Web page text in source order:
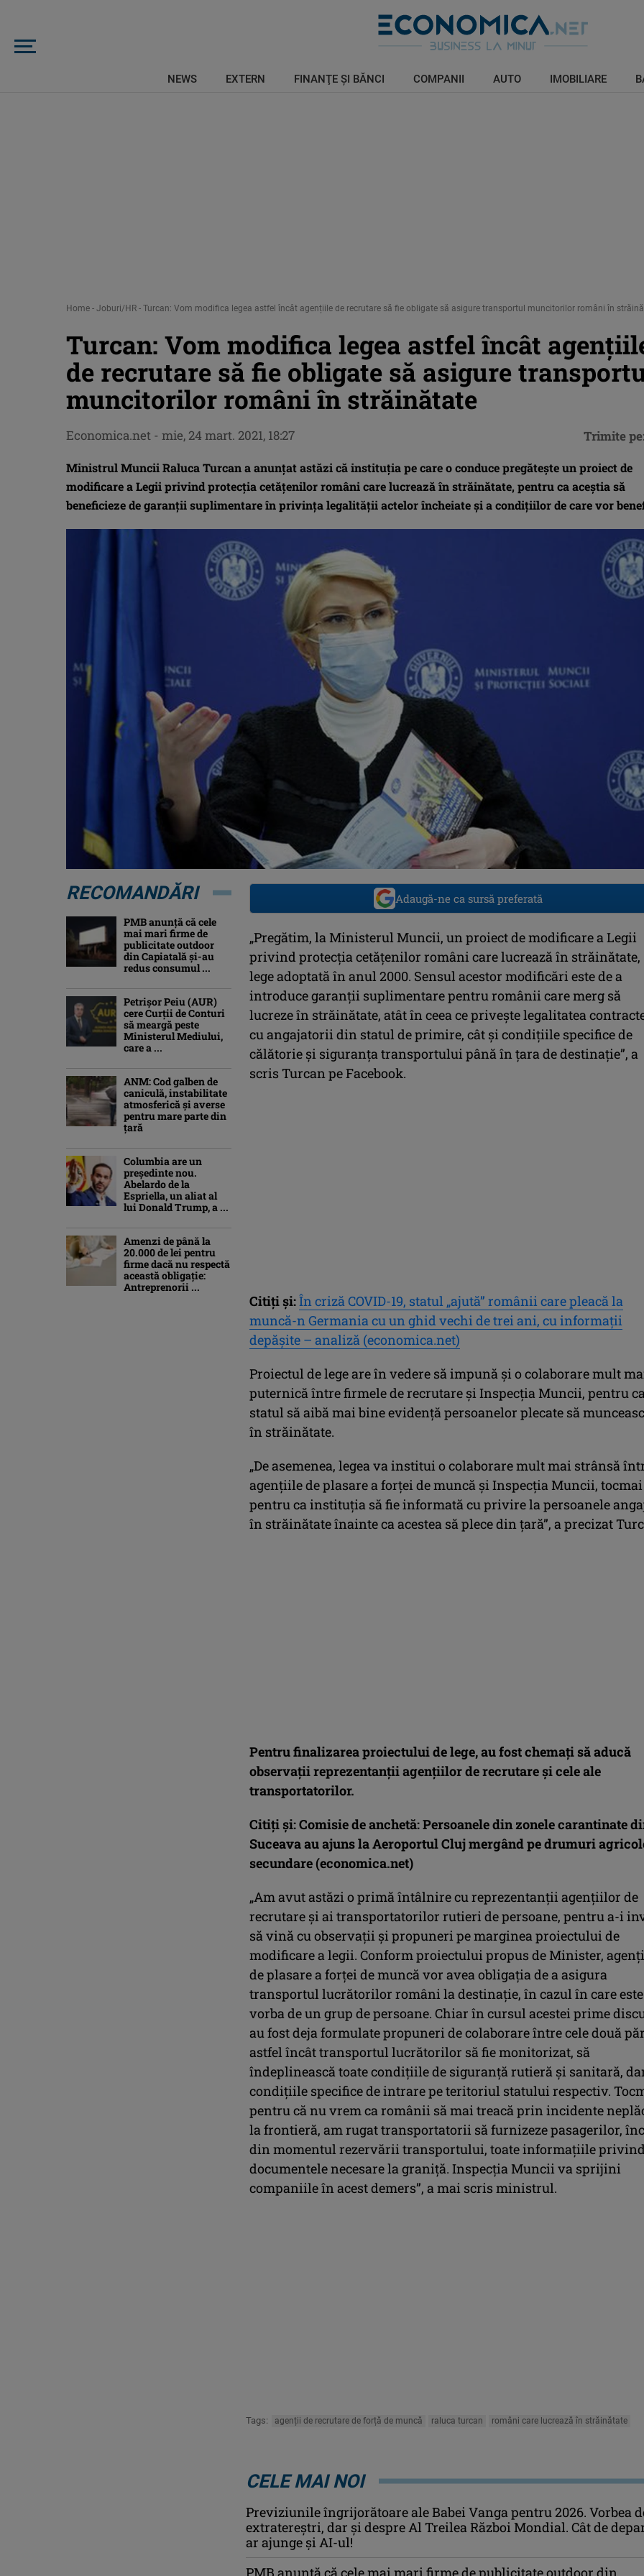
NEWS EXTERN FINANŢE ŞI BĂNCI COMPANII AUTO IMOBILIARE
Home - Joburi/HR - Turcan: Vom modifica legea astfel încât agențiile de recrutare să fie obligate să asigure transportul muncitorilor români în
Turcan: Vom modifica legea astfel încât
de recrutare să fie obligate să asigure
muncitorilor români în străinătate
Ministrul Muncii Raluca Turcan a anunțat astăzi că instituția pe care o conduce pregătește un proiect de
modificare a Legii privind protecţia cetăţenilor români care lucrează în străinătate, pentru ca aceștia să
beneficieze de garanții suplimentare în privința legalității actelor încheiate și a condițiilor de care vor
Economica.net - mie, 24 mart. 2021, 18:27 Trimite
Adaugă-ne ca sursă preferată
„Pregătim, la Ministerul Muncii, un proiect de modificare a Legii
privind protecţia cetăţenilor români care lucrează în străinătate,
lege adoptată în anul 2000. Sensul acestor modificări este de a
introduce garanții suplimentare pentru românii care merg să
lucreze în străinătate, atât în ceea ce privește legalitatea
cu angajatorii din statul de primire, cât și condițiile specifice de
călătorie și siguranța transportului până în țara de destinație”, a
scris Turcan pe Facebook.
Citiți și:În criză COVID-19, statul „ajută” românii care pleacă la
muncă-n Germania cu un ghid vechi de trei ani, cu informaţii
depăşite – analiză (economica.net)
Proiectul de lege are în vedere să impună și o colaborare mult
puternică între firmele de recrutare și Inspecția Muncii, pentru
statul să aibă mai bine evidență persoanelor plecate să
în străinătate.
„De asemenea, legea va institui o colaborare mult mai strânsă
agențiile de plasare a forței de muncă și Inspecția Muncii, tocmai
pentru ca instituția să fie informată cu privire la persoanele
în străinătate înainte ca acestea să plece din țară”, a precizat
Pentru finalizarea proiectului de lege, au fost chemați să aducă
observații reprezentanții agențiilor de recrutare și cele ale
transportatorilor.
Citiți și:Comisie de anchetă: Persoanele din zonele carantinate
Suceava au ajuns la Aeroportul Cluj mergând pe drumuri
secundare (economica.net)
„Am avut astăzi o primă întâlnire cu reprezentanții agențiilor de
recrutare și ai transportatorilor rutieri de persoane, pentru a-i
să vină cu observații și propuneri pe marginea proiectului de
modificare a legii. Conform proiectului propus de Minister,
de plasare a forței de muncă vor avea obligația de a asigura
transportul lucrătorilor români la destinație, în cazul în care este
vorba de un grup de persoane. Chiar în cursul acestei prime
au fost deja formulate propuneri de colaborare între cele două
astfel încât transportul lucrătorilor să fie monitorizat, să
îndeplinească toate condițiile de siguranță rutieră și sanitară,
condițiile specifice de intrare pe teritoriul statului respectiv.
pentru că nu vrem ca românii să mai treacă prin incidente
la frontieră, am rugat transportatorii să furnizeze pasagerilor,
din momentul rezervării transportului, toate informațiile
documentele necesare la graniță. Inspecția Muncii va sprijini
companiile în acest demers”, a mai scris ministrul.
Tags: agenții de recrutare de forță de muncă raluca turcan români care lucrează în străinătate
CELE MAI NOI
Previziunile îngrijorătoare ale Babei Vanga pentru 2026. Vorbea
extratereștri, dar și despre Al Treilea Război Mondial. Cât de
ar ajunge și AI-ul!
PMB anunță că cele mai mari firme de publicitate outdoor din
RECOMANDĂRI
PMB anunță că cele
mai mari firme de
publicitate outdoor
din Capiatală și-au
redus consumul ...
Petrişor Peiu (AUR)
cere Curții de Conturi
să meargă peste
Ministerul Mediului,
care a ...
ANM: Cod galben de
caniculă, instabilitate
atmosferică și averse
pentru mare parte din
țară
Columbia are un
președinte nou.
Abelardo de la
Espriella, un aliat al
lui Donald Trump, a ...
Amenzi de până la
20.000 de lei pentru
firme dacă nu respectă
această obligație:
Antreprenorii ...